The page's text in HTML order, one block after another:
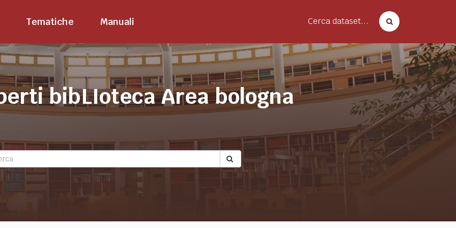
Tematiche Manuali Cerca dataset...
bibLIoteca Area bologna